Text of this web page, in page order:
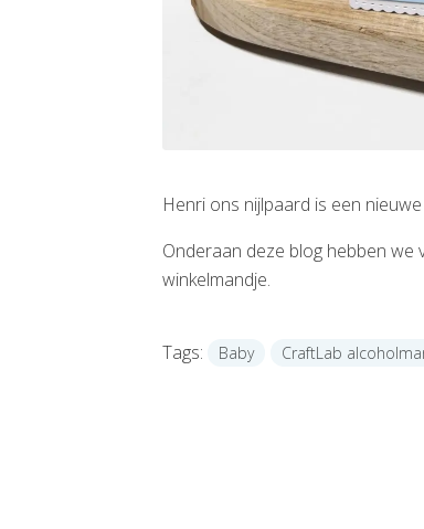
Henri ons nijlpaard is een
Onderaan deze blog hebben we
winkelmandje.
Tags: Baby CraftLab